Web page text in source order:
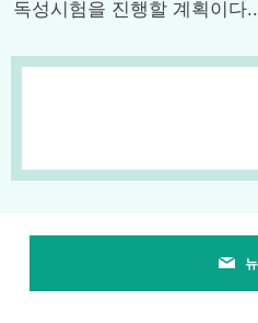
독성시험을 진행할 계획이다